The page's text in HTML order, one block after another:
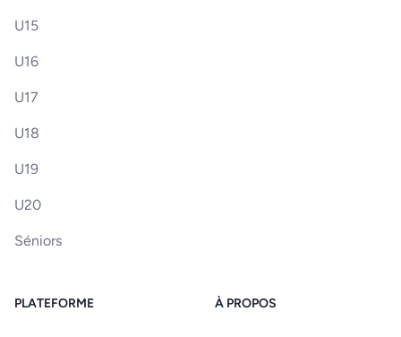
U15
U16
U17
U18
U19
U20
Séniors
PLATEFORME À PROPOS